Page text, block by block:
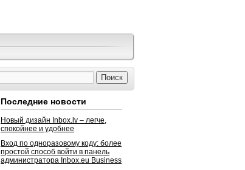
Последние новости
Новый дизайн Inbox.lv – легче,
спокойнее и удобнее
Вход по одноразовому коду: более
простой способ войти в панель
администратора Inbox.eu Business